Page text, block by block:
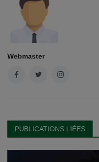
Webmaster
PUBLICATIONS LIÉES